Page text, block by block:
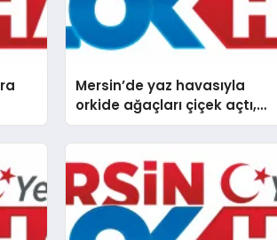
Mersin’de yaz havasıyla
orkide ağaçları çiçek açtı,
karsambaç satışları başladı